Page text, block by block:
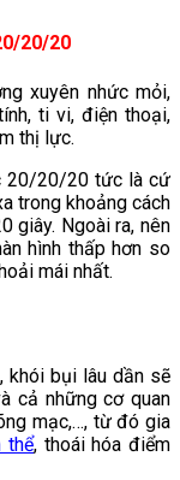
20/20
xuyên nhức mỏi,
ti vi, điện thoại,
thị lực.
20/20/20 tức là cứ
trong khoảng cách
giây. Ngoài ra, nên
hình thấp hơn so
mái nhất.
khói bụi lâu dần sẽ
cả những cơ quan
mạc,…, từ đó gia
thể, thoái hóa điểm